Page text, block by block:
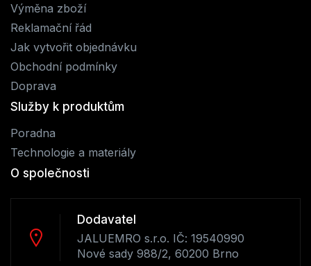
Výměna zboží
Reklamační řád
Jak vytvořit objednávku
Obchodní podmínky
Doprava
Služby k produktům
Poradna
Technologie a materiály
O společnosti
Dodavatel
JALUEMRO s.r.o. IČ: 19540990
Nové sady 988/2, 60200 Brno